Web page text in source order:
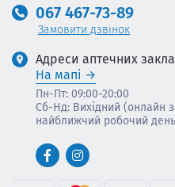
067 467-73-89
Замовити дзвінок
Адреси аптечних
На мапі
Пн-Пт: 09:00-20:00
Сб-Нд: Вихідний (онлайн
найближчий робочий